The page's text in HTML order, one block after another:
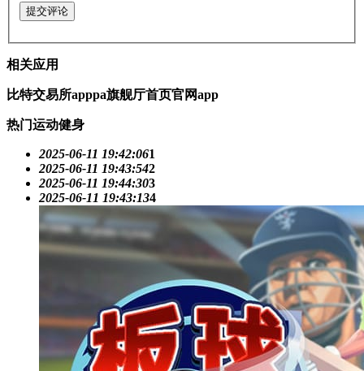
提交评论
相关应用
比特交易所apppa旗舰厅首页官网app
热门运动健身
2025-06-11 19:42:061
2025-06-11 19:43:542
2025-06-11 19:44:303
2025-06-11 19:43:134